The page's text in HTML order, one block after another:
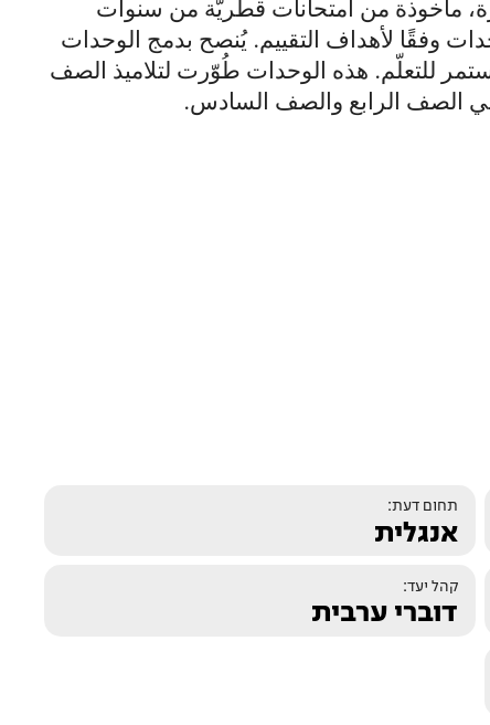
مأخوذة من امتحانات قطريّة من سنوات
وفقًا لأهداف التقييم. يُنصح بدمج الوحدات
للتعلّم. هذه الوحدات طُوّرت لتلاميذ الصف
في الصف الرابع والصف السادس.
תחום דעת:
אנגלית
קהל יעד:
דוברי ערבית